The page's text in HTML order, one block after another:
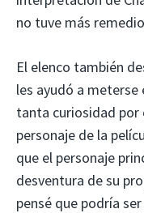
no tuve más
El elenco también
les ayudó a meterse
tanta curiosidad
personaje de la
que el personaje
desventura de su
pensé que podría